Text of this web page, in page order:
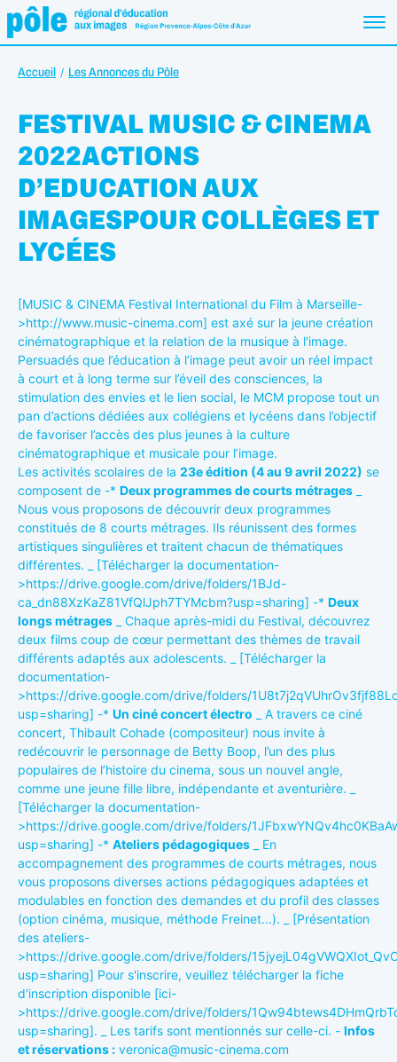
Accueil Les Annonces du Pôle
FESTIVAL MUSIC & CINEMA
2022ACTIONS
D’EDUCATION AUX
IMAGESPOUR COLLÈGES ET
LYCÉES
[MUSIC & CINEMA Festival International du Film à Marseille-
>http://www.music-cinema.com] est axé sur la jeune création
cinématographique et la relation de la musique à l'image.
Persuadés que l’éducation à l’image peut avoir un réel impact
à court et à long terme sur l’éveil des consciences, la
stimulation des envies et le lien social, le MCM propose tout un
pan d’actions dédiées aux collégiens et lycéens dans l’objectif
de favoriser l’accès des plus jeunes à la culture
cinématographique et musicale pour l’image.
Les activités scolaires de la 23e édition (4 au 9 avril 2022) se
composent de -* Deux programmes de courts métrages
Nous vous proposons de découvrir deux programmes
constitués de 8 courts métrages. Ils réunissent des formes
artistiques singulières et traitent chacun de thématiques
différentes. _ [Télécharger la documentation-
>https://drive.google.com/drive/folders/1BJd-
ca_dn88XzKaZ81VfQlJph7TYMcbm?usp=sharing] -* Deux
longs métrages _ Chaque après-midi du Festival, découvrez
deux films coup de cœur permettant des thèmes de travail
différents adaptés aux adolescents. _ [Télécharger la
documentation-
>https://drive.google.com/drive/folders/
usp=sharing] -* Un ciné concert électro _ A travers ce ciné
concert, Thibault Cohade (compositeur) nous invite à
redécouvrir le personnage de Betty Boop, l’un des plus
populaires de l’histoire du cinema, sous un nouvel angle,
comme une jeune fille libre, indépendante et aventurière. _
[Télécharger la documentation-
>https://drive.google.com/drive/folders/
usp=sharing] -* Ateliers pédagogiques _ En
accompagnement des programmes de courts métrages, nous
vous proposons diverses actions pédagogiques adaptées et
modulables en fonction des demandes et du profil des classes
(option cinéma, musique, méthode Freinet...). _ [Présentation
des ateliers-
>https://drive.google.com/drive/folders/
usp=sharing] Pour s'inscrire, veuillez télécharger la fiche
d'inscription disponible [ici-
>https://drive.google.com/drive/folders/
usp=sharing]. _ Les tarifs sont mentionnés sur celle-ci. - Infos
et réservations : veronica@music-cinema.com